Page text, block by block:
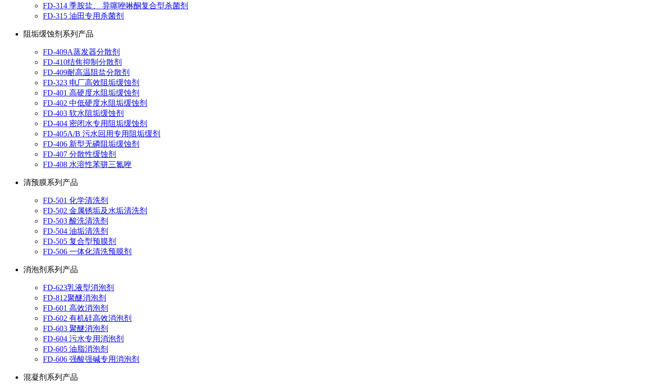
FD-314 季胺盐、 异噻唑啉酮复合型杀菌剂
FD-315 油田专用杀菌剂
阻垢缓蚀剂系列产品
FD-409A蒸发器分散剂
FD-410结焦抑制分散剂
FD-409耐高温阻盐分散剂
FD-323 电厂高效阻垢缓蚀剂
FD-401 高硬度水阻垢缓蚀剂
FD-402 中低硬度水阻垢缓蚀剂
FD-403 软水阻垢缓蚀剂
FD-404 密闭水专用阻垢缓蚀剂
FD-405A/B 污水回用专用阻垢缓剂
FD-406 新型无磷阻垢缓蚀剂
FD-407 分散性缓蚀剂
FD-408 水溶性苯骈三氮唑
清预膜系列产品
FD-501 化学清洗剂
FD-502 金属锈垢及水垢清洗剂
FD-503 酸洗清洗剂
FD-504 油垢清洗剂
FD-505 复合型预膜剂
FD-506 一体化清洗预膜剂
消泡剂系列产品
FD-623乳液型消泡剂
FD-812聚醚消泡剂
FD-601 高效消泡剂
FD-602 有机硅高效消泡剂
FD-603 聚醚消泡剂
FD-604 污水专用消泡剂
FD-605 油脂消泡剂
FD-606 强酸强碱专用消泡剂
混凝剂系列产品